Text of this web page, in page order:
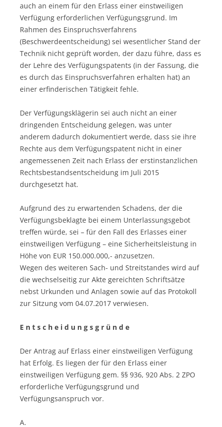
auch an einem für den Erlass einer einstweiligen
Verfügung erforderlichen Verfügungsgrund. Im
Rahmen des Einspruchsverfahrens
(Beschwerdeentscheidung) sei wesentlicher Stand der
Technik nicht geprüft worden, der dazu führe, dass es
der Lehre des Verfügungspatents (in der Fassung, die
es durch das Einspruchsverfahren erhalten hat) an
einer erfinderischen Tätigkeit fehle.
Der Verfügungsklägerin sei auch nicht an einer
dringenden Entscheidung gelegen, was unter
anderem dadurch dokumentiert werde, dass sie ihre
Rechte aus dem Verfügungspatent nicht in einer
angemessenen Zeit nach Erlass der erstinstanzlichen
Rechtsbestandsentscheidung im Juli 2015
durchgesetzt hat.
Aufgrund des zu erwartenden Schadens, der die
Verfügungsbeklagte bei einem Unterlassungsgebot
treffen würde, sei – für den Fall des Erlasses einer
einstweiligen Verfügung – eine Sicherheitsleistung in
Höhe von EUR 150.000.000,- anzusetzen.
Wegen des weiteren Sach- und Streitstandes wird auf
die wechselseitig zur Akte gereichten Schriftsätze
nebst Urkunden und Anlagen sowie auf das Protokoll
zur Sitzung vom 04.07.2017 verwiesen.
E n t s c h e i d u n g s g r ü n d e
Der Antrag auf Erlass einer einstweiligen Verfügung
hat Erfolg. Es liegen der für den Erlass einer
einstweiligen Verfügung gem. §§ 936, 920 Abs. 2 ZPO
erforderliche Verfügungsgrund und
Verfügungsanspruch vor.
A.